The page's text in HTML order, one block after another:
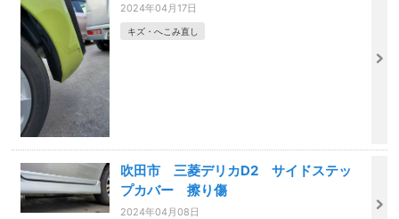
2024年04月17日
キズ・へこみ直し
吹田市 三菱デリカD2 サイドステッ
プカバー 擦り傷
2024年04月08日